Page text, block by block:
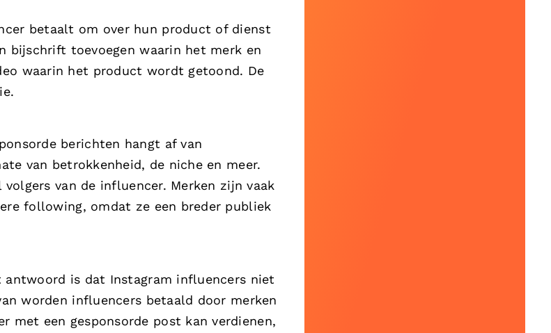
betaalt om over hun product of dienst
bijschrift toevoegen waarin het merk en
waarin het product wordt getoond. De
berichten hangt af van
van betrokkenheid, de niche en meer.
van de influencer. Merken zijn vaak
following, omdat ze een breder publiek
antwoord is dat Instagram influencers niet
worden influencers betaald door merken
met een gesponsorde post kan verdienen,